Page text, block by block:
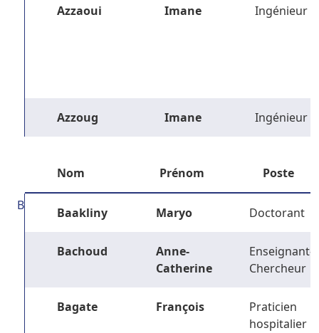
Azzaoui Imane Ingénieur
Azzoug Imane Ingénieur
Nom Prénom Poste
B Baakliny Maryo Doctorant
Bachoud
Anne-
Catherine
Enseignant-
Chercheur
Bagate François
Praticien
hospitalier